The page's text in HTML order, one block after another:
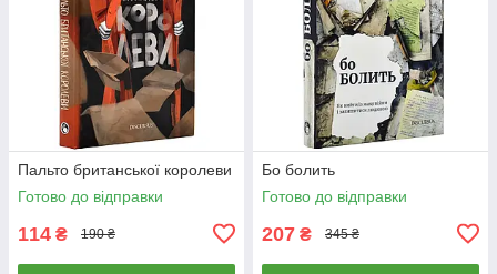
Пальто британської королеви
Готово до відправки
114 ₴ 190 ₴
Бо болить
Готово до відправки
207 ₴ 345 ₴